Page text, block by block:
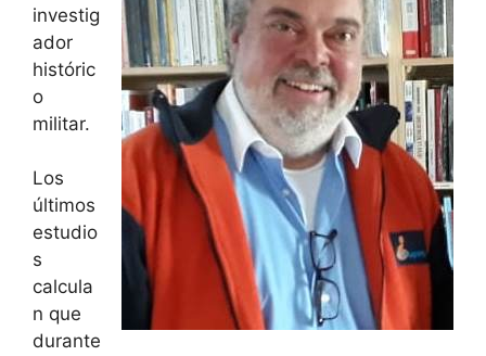
investig
ador
históric
o
militar.
Los
últimos
estudio
s
calcula
n que
durante